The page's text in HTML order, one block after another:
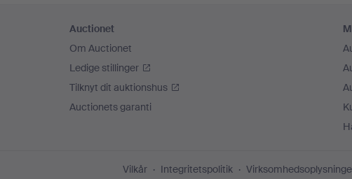
Auctionet
Om Auctionet
Ledige stillinger
Tilknyt dit auktionshus
Auctionets garanti
Vilkår Integritetspolitik